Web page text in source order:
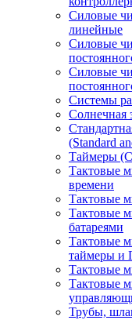
Силовые
линейные
Силовые
Силовые
Системы
Солнечная
(Standard
Таймеры
Тактовые
времени
Тактовые
Тактовые
батареями
Тактовые
таймеры и
Тактовые
Тактовые
Трубы,